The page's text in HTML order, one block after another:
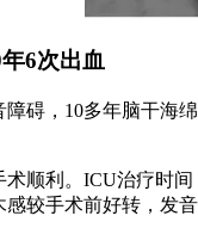
6次出血
，10多年脑干海绵
利。ICU治疗时间
较手术前好转，发